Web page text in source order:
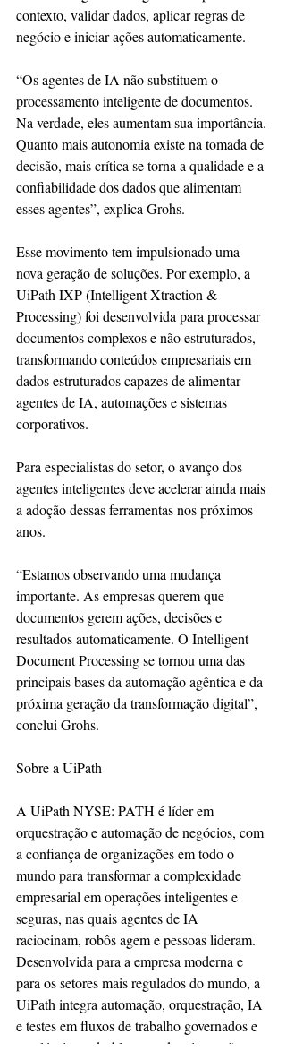
contexto, validar dados, aplicar regras de
negócio e iniciar ações automaticamente.
“Os agentes de IA não substituem o
processamento inteligente de documentos.
Na verdade, eles aumentam sua importância.
Quanto mais autonomia existe na tomada de
decisão, mais crítica se torna a qualidade e a
confiabilidade dos dados que alimentam
esses agentes”, explica Grohs.
Esse movimento tem impulsionado uma
nova geração de soluções. Por exemplo, a
UiPath IXP (Intelligent Xtraction &
Processing) foi desenvolvida para processar
documentos complexos e não estruturados,
transformando conteúdos empresariais em
dados estruturados capazes de alimentar
agentes de IA, automações e sistemas
corporativos.
Para especialistas do setor, o avanço dos
agentes inteligentes deve acelerar ainda mais
a adoção dessas ferramentas nos próximos
anos.
“Estamos observando uma mudança
importante. As empresas querem que
documentos gerem ações, decisões e
resultados automaticamente. O Intelligent
Document Processing se tornou uma das
principais bases da automação agêntica e da
próxima geração da transformação digital”,
conclui Grohs.
Sobre a UiPath
A UiPath NYSE: PATH é líder em
orquestração e automação de negócios, com
a confiança de organizações em todo o
mundo para transformar a complexidade
empresarial em operações inteligentes e
seguras, nas quais agentes de IA
raciocinam, robôs agem e pessoas lideram.
Desenvolvida para a empresa moderna e
para os setores mais regulados do mundo, a
UiPath integra automação, orquestração, IA
e testes em fluxos de trabalho governados e
escaláveis — desbloqueando a inovação na